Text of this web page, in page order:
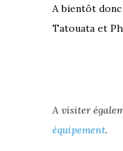
A bientôt
Tatouata et
A visiter
équipement.